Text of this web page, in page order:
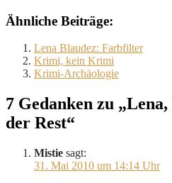
Ähnliche Beiträge:
Lena Blaudez: Farbfilter
Krimi, kein Krimi
Krimi-Archäologie
7 Gedanken zu
der Rest“
Mistie sagt:
31. Mai 2010 um 14:14 Uhr